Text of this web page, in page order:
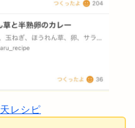
レシピ